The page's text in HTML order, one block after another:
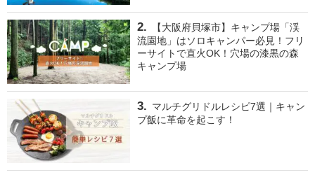
【大阪府貝塚市】キャンプ場「渓
流園地」はソロキャンパー必見！フリ
ーサイトで直火OK！穴場の漆黒の森
キャンプ場
マルチグリドルレシピ7選｜キャン
プ飯に革命を起こす！